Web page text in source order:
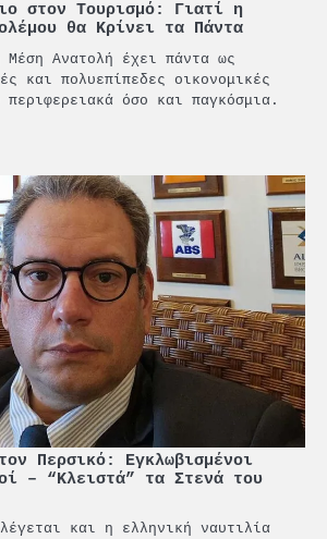
στον Τουρισμό: Γιατί η
θα Κρίνει τα Πάντα
Μέση Ανατολή έχει πάντα ως
και πολυεπίπεδες οικονομικές
όσο και παγκόσμια.
Περσικό: Εγκλωβισμένοι
– “Κλειστά” τα Στενά του
και η ελληνική ναυτιλία